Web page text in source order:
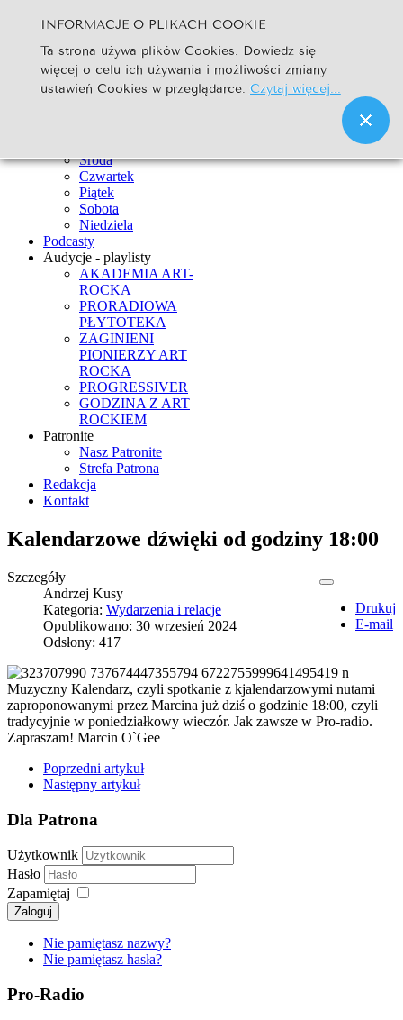
Szukaj... Go
Strona Główna
Newsy
Środa
Czwartek
Piątek
Sobota
Niedziela
Podcasty
Audycje - playlisty
AKADEMIA ART-
ROCKA
PRORADIOWA
PŁYTOTEKA
ZAGINIENI
PIONIERZY ART
ROCKA
PROGRESSIVER
GODZINA Z ART
ROCKIEM
Patronite
Nasz Patronite
Strefa Patrona
Redakcja
Kontakt
Kalendarzowe dźwięki od godziny 18:00
Drukuj
E-mail
Szczegóły
Andrzej Kusy
Kategoria: Wydarzenia i relacje
Opublikowano: 30 wrzesień 2024
Odsłony: 417
Muzyczny Kalendarz, czyli spotkanie z kjalendarzowymi nutami
zaproponowanymi przez Marcina już dziś o godzinie 18:00, czyli
tradycyjnie w poniedziałkowy wieczór. Jak zawsze w Pro-radio.
Zapraszam! Marcin O`Gee
Poprzedni artykuł
Następny artykuł
Dla Patrona
Użytkownik
Hasło
Zapamiętaj
Zaloguj
Nie pamiętasz nazwy?
Nie pamiętasz hasła?
Pro-Radio
INFORMACJE O PLIKACH COOKIE
Ta strona używa plików Cookies. Dowiedz się
więcej o celu ich używania i możliwości zmiany
ustawień Cookies w przeglądarce. Czytaj więcej...